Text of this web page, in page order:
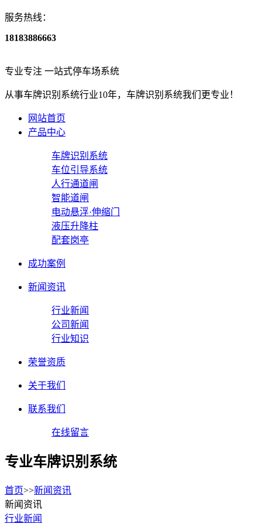
服务热线：
18183886663
专业专注 一站式停车场系统
从事车牌识别系统行业10年，车牌识别系统我们更专业！
网站首页
产品中心
车牌识别系统
车位引导系统
人行通道闸
智能道闸
电动悬浮·伸缩门
液压升降柱
配套岗亭
成功案例
新闻资讯
行业新闻
公司新闻
行业知识
荣誉资质
关于我们
联系我们
在线留言
专业车牌识别系统
首页>>新闻资讯
新闻资讯
行业新闻